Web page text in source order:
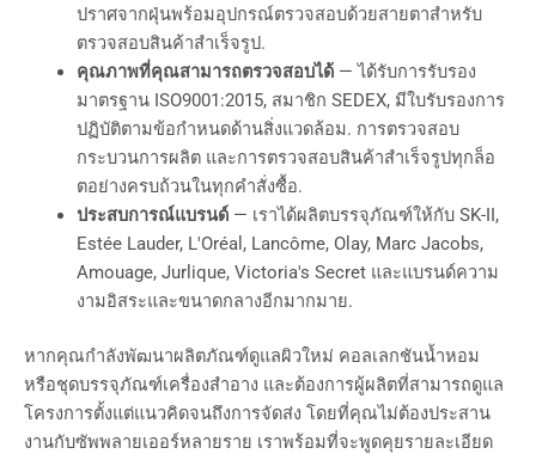
ปราศจากฝุ่นพร้อมอุปกรณ์ตรวจสอบด้วยสายตาสำหรับ
ตรวจสอบสินค้าสำเร็จรูป.
คุณภาพที่คุณสามารถตรวจสอบได้— ได้รับการรับรอง
มาตรฐาน ISO9001:2015, สมาชิก SEDEX, มีใบรับรองการ
ปฏิบัติตามข้อกำหนดด้านสิ่งแวดล้อม. การตรวจสอบ
กระบวนการผลิต และการตรวจสอบสินค้าสำเร็จรูปทุกล็อ
ตอย่างครบถ้วนในทุกคำสั่งซื้อ.
ประสบการณ์แบรนด์— เราได้ผลิตบรรจุภัณฑ์ให้กับ SK-II,
Estée Lauder, L'Oréal, Lancôme, Olay, Marc Jacobs,
Amouage, Jurlique, Victoria's Secret และแบรนด์ความ
งามอิสระและขนาดกลางอีกมากมาย.
หากคุณกำลังพัฒนาผลิตภัณฑ์ดูแลผิวใหม่ คอลเลกชันน้ำหอม
หรือชุดบรรจุภัณฑ์เครื่องสำอาง และต้องการผู้ผลิตที่สามารถดูแล
โครงการตั้งแต่แนวคิดจนถึงการจัดส่ง โดยที่คุณไม่ต้องประสาน
งานกับซัพพลายเออร์หลายราย เราพร้อมที่จะพูดคุยรายละเอียด